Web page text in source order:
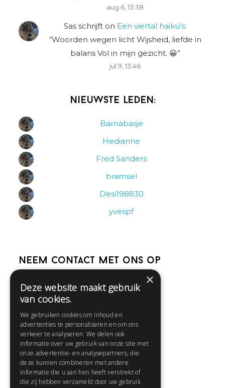
aug 6, 13:38
Sas schrijft on Een viertal haiku’s:
“Woorden wegen licht Wijsheid, liefde in
balans Vol in mijn gezicht. 😀”
jul 9, 13:46
Nieuwste leden:
Barnabasje
Hedianne
Fred Sanders
bramsel
Desi198830
yvespf
Neem contact met ons op
Help
Contact
Huisregels
Snel naar:
×
Deze website maakt gebruik
van cookies.
We gebruiken cookies om inhoud en
advertenties te personaliseren en om ons
verkeer te analyseren. We delen ook
informatie over uw gebruik van onze site met
onze advertentie- en analysepartners, die
deze kunnen combineren met andere
informatie die u aan hen heeft verstrekt of
die zij hebben verzameld door uw gebruik